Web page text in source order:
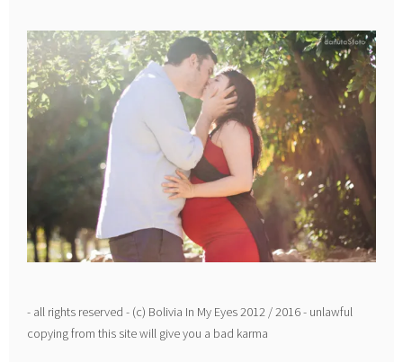
- all rights reserved - (c) Bolivia In My Eyes 2012 / 2016 - unlawful
copying from this site will give you a bad karma